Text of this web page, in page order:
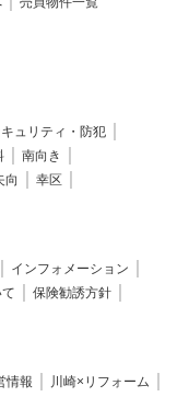
ュリティ・防犯
南向き
向
幸区
インフォメーション
保険勧誘方針
情報
川崎×リフォーム